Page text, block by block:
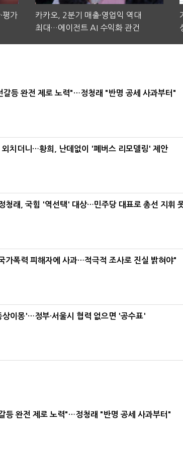
평가
카카오, 2분기 매출·영업익 역대
최대…에이전트 AI 수익화 관건
갈등 완전 제로 노력"…정청래 "반명 공세 사과부터"
외치더니…황희, 난데없이 '폐버스 리모델링' 제안
청래, 국힘 '역선택' 대상…민주당 대표로 총선 지휘
가폭력 피해자에 사과…적극적 조사로 진실 밝혀야"
상이몽'…정부·서울시 협력 없으면 '공수표'
등 완전 제로 노력"…정청래 "반명 공세 사과부터"